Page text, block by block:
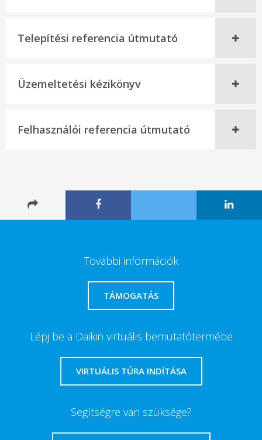
Telepítési referencia útmutató
Üzemeltetési kézikönyv
Felhasználói referencia útmutató
További információk
TÁMOGATÁS
Lépj be a Daikin virtuális bemutatótermébe
VIRTUÁLIS TÚRA INDÍTÁSA
Segítségre van szüksége?